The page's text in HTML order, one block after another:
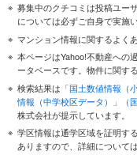
募集中のクチコミは投稿ユー
については必ずご自身で実施
マンション情報に関するよく
本ページはYahoo!不動産への
ータベースです。物件に関す
検索結果は 「国土数値情報（
情報（中学校区データ）」（
株式会社が提示しています。
学区情報は通学区域を証明す
ありますので、詳細について